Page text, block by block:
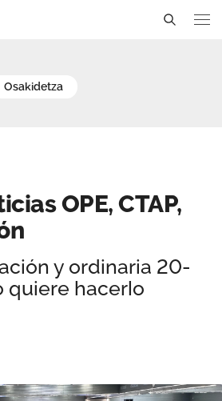
OPE,
osakidetza
OPE, CTAP,
y ordinaria 20-
quiere hacerlo